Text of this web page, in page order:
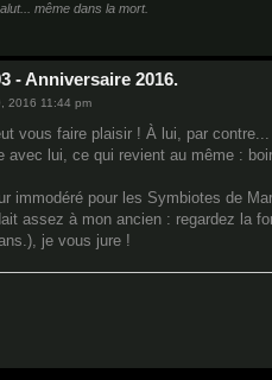
même dans la mort.
- Anniversaire 2016.
2016 11:44 pm
vous faire plaisir ! À lui, par
avec lui, ce qui revient au même :
immodéré pour les Symbiotes de
assez à mon ancien : regardez la
je vous jure !